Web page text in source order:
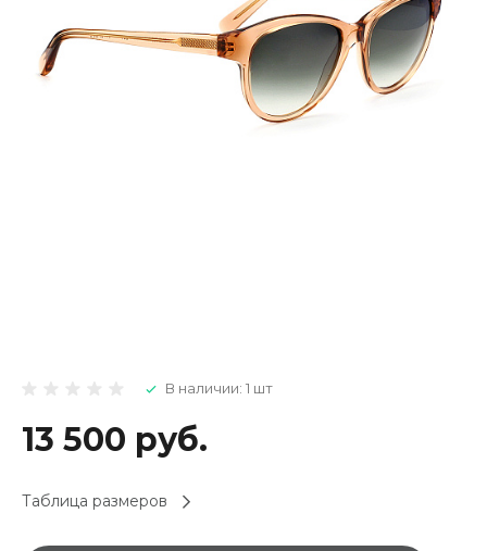
В наличии: 1 шт
13 500 руб.
Таблица размеров